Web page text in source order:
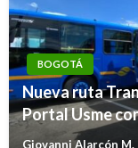
BOGOTÁ
Nueva ruta
Portal Usme
Giovanni Alarcón M.